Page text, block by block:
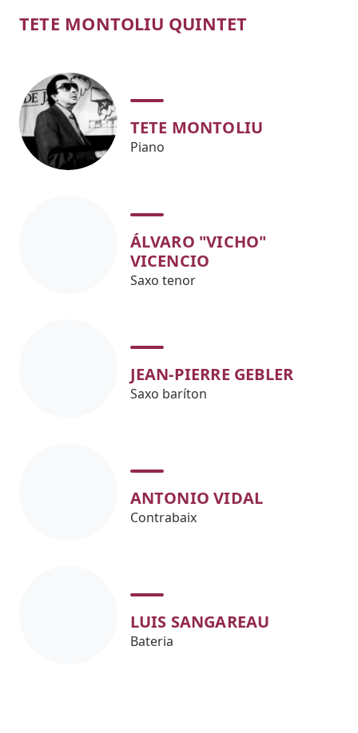
TETE MONTOLIU QUINTET
TETE MONTOLIU
Piano
ÁLVARO "VICHO"
VICENCIO
Saxo tenor
JEAN-PIERRE GEBLER
Saxo baríton
ANTONIO VIDAL
Contrabaix
LUIS SANGAREAU
Bateria